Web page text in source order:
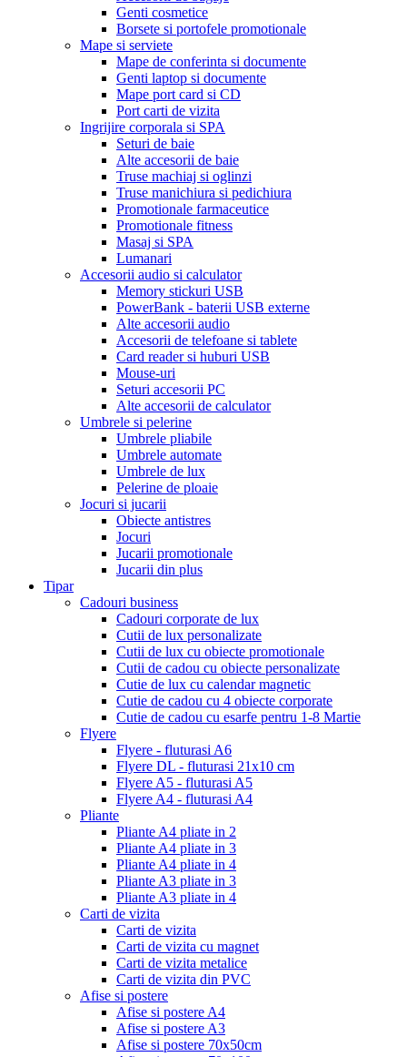
Genti cosmetice
Borsete si portofele promotionale
Mape si serviete
Mape de conferinta si documente
Genti laptop si documente
Mape port card si CD
Port carti de vizita
Ingrijire corporala si SPA
Seturi de baie
Alte accesorii de baie
Truse machiaj si oglinzi
Truse manichiura si pedichiura
Promotionale farmaceutice
Promotionale fitness
Masaj si SPA
Lumanari
Accesorii audio si calculator
Memory stickuri USB
PowerBank - baterii USB externe
Alte accesorii audio
Accesorii de telefoane si tablete
Card reader si huburi USB
Mouse-uri
Seturi accesorii PC
Alte accesorii de calculator
Umbrele si pelerine
Umbrele pliabile
Umbrele automate
Umbrele de lux
Pelerine de ploaie
Jocuri si jucarii
Obiecte antistres
Jocuri
Jucarii promotionale
Jucarii din plus
Tipar
Cadouri business
Cadouri corporate de lux
Cutii de lux personalizate
Cutii de lux cu obiecte promotionale
Cutii de cadou cu obiecte personalizate
Cutie de lux cu calendar magnetic
Cutie de cadou cu 4 obiecte corporate
Cutie de cadou cu esarfe pentru 1-8 Martie
Flyere
Flyere - fluturasi A6
Flyere DL - fluturasi 21x10 cm
Flyere A5 - fluturasi A5
Flyere A4 - fluturasi A4
Pliante
Pliante A4 pliate in 2
Pliante A4 pliate in 3
Pliante A4 pliate in 4
Pliante A3 pliate in 3
Pliante A3 pliate in 4
Carti de vizita
Carti de vizita
Carti de vizita cu magnet
Carti de vizita metalice
Carti de vizita din PVC
Afise si postere
Afise si postere A4
Afise si postere A3
Afise si postere 70x50cm